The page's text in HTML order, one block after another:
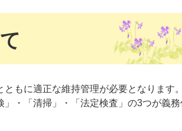
もに適正な維持管理が必要となります
・「清掃」・「法定検査」の3つが義務